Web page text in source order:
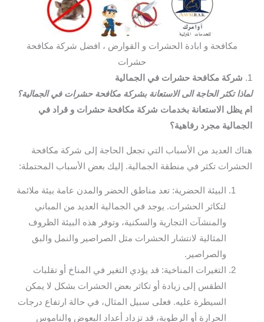
مكافحة و ابادة الحشرات و القوارض ، افضل شركة مكافحة
حشرات
1.
شركة مكافحة حشرات في الجمالية
لماذا تكثر الحاجة الى الاستعانة بشركة مكافحة حشرات في الجمالية؟
ام يظل الاستعانة بخدمات شركة مكافحة حشرات و قراد في
الجمالية مجرد رفاهية؟
هناك العديد من الأسباب التي تجعل الحاجة إلى شركة مكافحة
الحشرات تكثر في منطقة الجمالية. إليك بعض الأسباب المحتملة:
البيئة الحضرية: تعد مناطق الحضر والمدن عامة بيئة ملائمة
لتكاثر الحشرات. يوجد في الجمالية العديد من المباني
والمنشآت التجارية والسكنية، وتوفر هذه البيئة الظروف
المثالية لانتشار الحشرات مثل الصراصير والنمل والبق
والصراصير.
التغيرات المناخية: قد يؤدي التغير في المناخ أو تقلبات
الطقس إلى زيادة أو تكاثر بعض الحشرات بشكل لا يمكن
السيطرة عليه. فعلى سبيل المثال، في حالة ارتفاع درجات
الحرارة أو الرطوبة، قد تزداد أعداد البعوض والناموس